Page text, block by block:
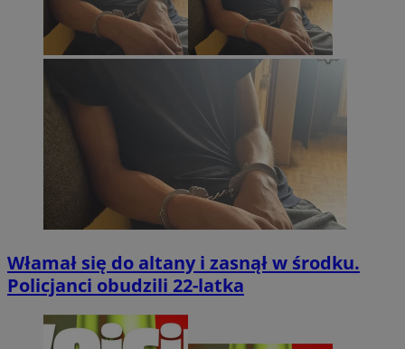
Włamał się do altany i zasnął w środku.
Policjanci obudzili 22-latka